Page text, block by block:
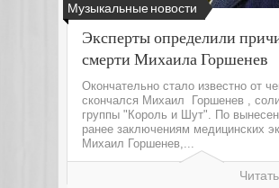
Музыкальные новости
Эксперты определили
смерти Михаила Горшенев
Окончательно стало известно от
скончался Михаил Горшенев ,
группы "Король и Шут". По
ранее заключениям медицинских
Михаил Горшенев,...